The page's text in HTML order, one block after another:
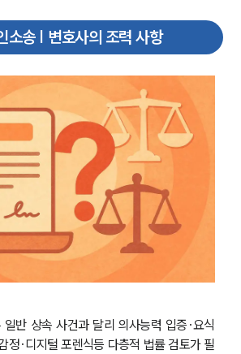
소송 | 변호사의 조력 사항
일반 상속 사건과 달리 의사능력 입증·요식
정·디지털 포렌식등 다층적 법률 검토가 필